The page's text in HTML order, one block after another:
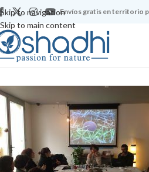
Skip to navigation
Skip to main content
Envíos gratis en territorio